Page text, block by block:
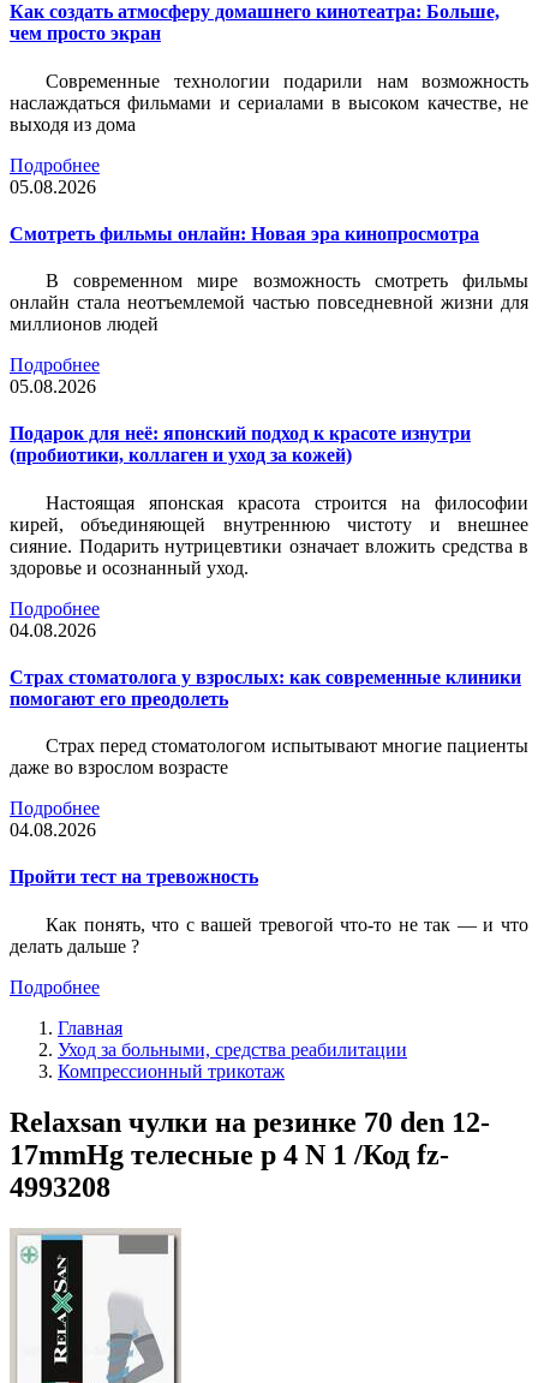
Как создать атмосферу домашнего кинотеатра: Больше,
чем просто экран
Современные технологии подарили нам возможность
наслаждаться фильмами и сериалами в высоком качестве, не
выходя из дома
Подробнее
05.08.2026
Смотреть фильмы онлайн: Новая эра кинопросмотра
В современном мире возможность смотреть фильмы
онлайн стала неотъемлемой частью повседневной жизни для
миллионов людей
Подробнее
05.08.2026
Подарок для неё: японский подход к красоте изнутри
(пробиотики, коллаген и уход за кожей)
Настоящая японская красота строится на философии
кирей, объединяющей внутреннюю чистоту и внешнее
сияние. Подарить нутрицевтики означает вложить средства в
здоровье и осознанный уход.
Подробнее
04.08.2026
Страх стоматолога у взрослых: как современные клиники
помогают его преодолеть
Страх перед стоматологом испытывают многие пациенты
даже во взрослом возрасте
Подробнее
04.08.2026
Пройти тест на тревожность
Как понять, что с вашей тревогой что-то не так — и что
делать дальше ?
Подробнее
Главная
Уход за больными, средства реабилитации
Компрессионный трикотаж
Relaxsan чулки на резинке 70 den 12-
17mmHg телесные р 4 N 1 /Код fz-
4993208